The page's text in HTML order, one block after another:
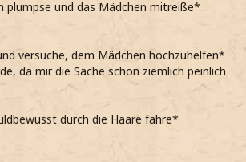
plumpse und das Mädchen mitreiße*
versuche, dem Mädchen hochzuhelfen*
da mir die Sache schon ziemlich peinlich
durch die Haare fahre*